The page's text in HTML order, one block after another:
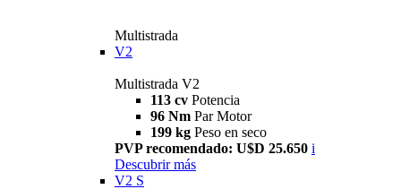
Multistrada
V2
Multistrada V2
113 cv Potencia
96 Nm Par Motor
199 kg Peso en seco
PVP recomendado: U$D 25.650 i
Descubrir más
V2 S